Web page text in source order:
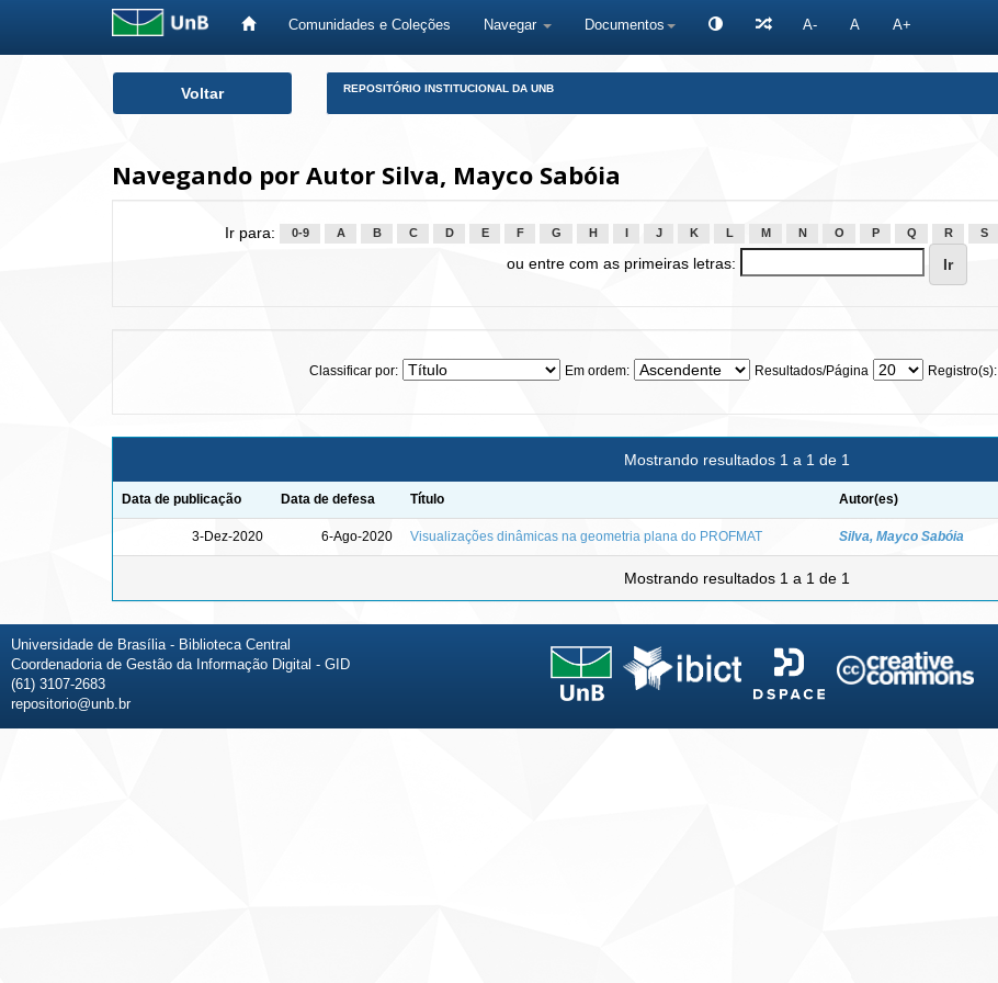
Comunidades e Coleções Navegar Documentos A- A A+
Voltar REPOSITÓRIO INSTITUCIONAL DA UNB
Navegando por Autor Silva, Mayco Sabóia
Ir para: 0-9 A B C D E F G H J K L M N O P Q R S
ou entre com as primeiras letras:
Classificar por: Em ordem: Resultados/Página Registro(s):
Mostrando resultados 1 a 1 de 1
Data de publicação Data de defesa Título Autor(es)
3-Dez-2020 6-Ago-2020 Visualizações dinâmicas na geometria plana do PROFMAT Silva, Mayco Sabóia
Mostrando resultados 1 a 1 de 1
Universidade de Brasília - Biblioteca Central
Coordenadoria de Gestão da Informação Digital - GID
(61) 3107-2683
repositorio@unb.br